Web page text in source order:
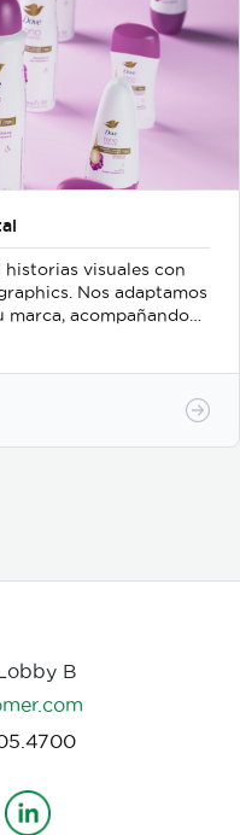
historias visuales con
Nos adaptamos
acompañando
servicios-
B